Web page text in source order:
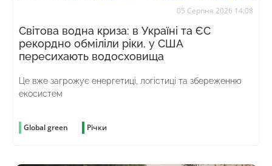
05 Серпня 2026 14:08
Світова водна криза: в Україні та ЄС
рекордно обміліли ріки, у США
пересихають водосховища
Це вже загрожує енергетиці, логістиці та збереженню
екосистем
Global green Річки